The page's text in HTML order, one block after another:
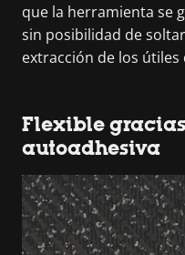
que la herramienta se
sin posibilidad de
extracción de los útiles
Flexible
autoadhesiva